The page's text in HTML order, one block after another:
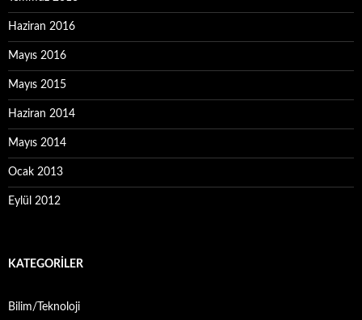
Haziran 2016
Mayıs 2016
Mayıs 2015
Haziran 2014
Mayıs 2014
Ocak 2013
Eylül 2012
KATEGORILER
Bilim/Teknoloji